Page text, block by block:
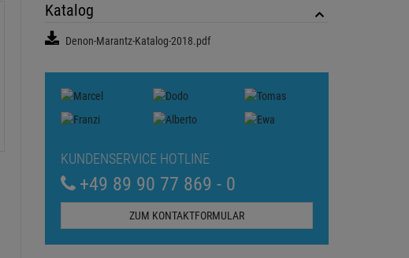
Katalog
Denon-Marantz-Katalog-2018.pdf
KUNDENSERVICE HOTLINE
+49 89 90 77 869 - 0
ZUM KONTAKTFORMULAR